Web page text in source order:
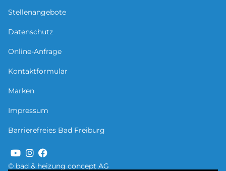
© bad & heizung concept AG
Stellenangebote
Datenschutz
Online-Anfrage
Kontaktformular
Marken
Impressum
Barrierefreies Bad Freiburg